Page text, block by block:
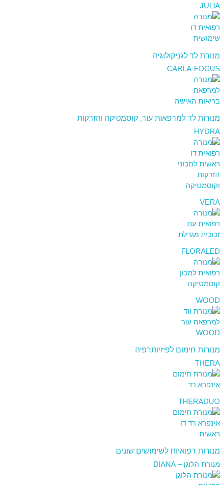
JULIA
מנורת לד לגניקולוגיה
CARLA-FOCUS
מנורות לד למרפאות עור, קוסמטיקה והזרקות
HYDRA
VERA
FLORALED
WOOD
מנורות חימום לפיזיותרפיה
THERA
THERADUO
מנורות רפואיות לשימושים שונים
מנורת הלוגן – DIANA